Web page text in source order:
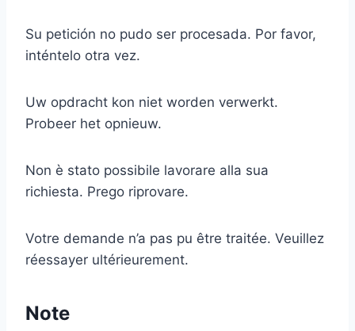
Su petición no pudo ser procesada. Por favor,
inténtelo otra vez.
Uw opdracht kon niet worden verwerkt.
Probeer het opnieuw.
Non è stato possibile lavorare alla sua
richiesta. Prego riprovare.
Votre demande n’a pas pu être traitée. Veuillez
réessayer ultérieurement.
Note